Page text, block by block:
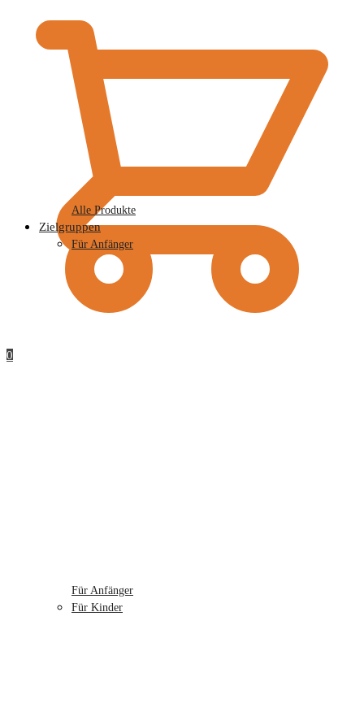
0
Alle Produkte
Zielgruppen
Für Anfänger
Für Anfänger
Für Kinder